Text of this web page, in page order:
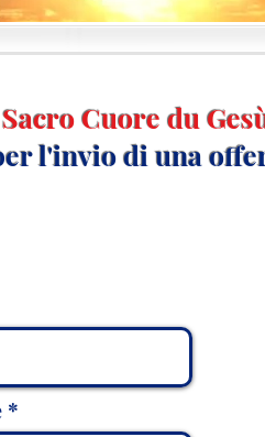
Cuore du
l'invio di una